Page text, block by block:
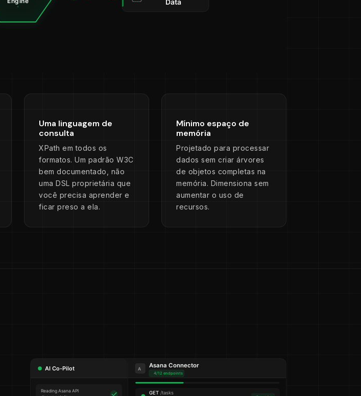
Uma linguagem de
consulta
XPath em todos os
formatos. Um padrão W3C
bem documentado, não
uma DSL proprietária que
você precisa aprender e
ficar preso a ela.
Mínimo espaço de
memória
Projetado para processar
dados sem criar árvores
de objetos completas na
memória. Dimensiona sem
aumentar o uso de
recursos.